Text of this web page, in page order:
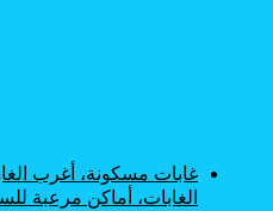
غابات مسكونة، أغرب
الغابات، أماكن مرعبة